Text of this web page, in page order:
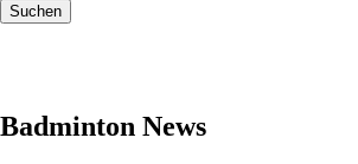
Suchen
Badminton News